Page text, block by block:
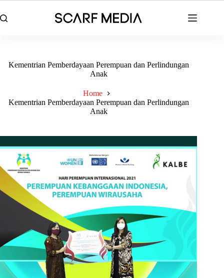
to
content
Kementrian Pemberdayaan Perempuan dan Perlindungan
Anak
Home
Kementrian Pemberdayaan Perempuan dan Perlindungan
Anak